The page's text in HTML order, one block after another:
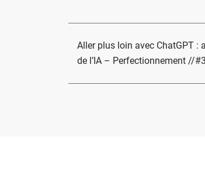
Aller plus loin avec ChatGPT
de l’IA – Perfectionnement //